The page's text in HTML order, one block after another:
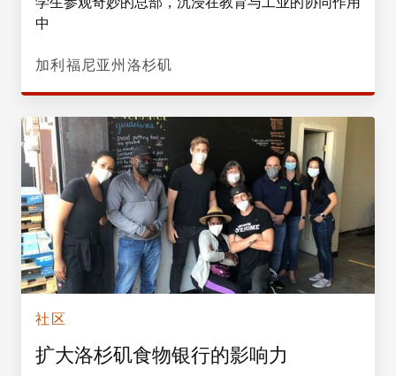
中
加利福尼亚州洛杉矶
社区
扩大洛杉矶食物银行的影响力